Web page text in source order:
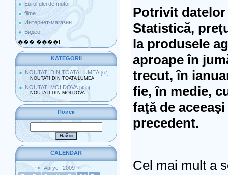
Eurol ulei de motor
filme
Интернет-магазин
Видео
��� ����!
KATEGORII
NOUTATI DIN TOATA LUMEA [67]
NOUTATI DIN TOATA LUMEA
NOUTATI MOLDOVA [455]
NOUTATI DIN MOLDOVA
Поиск
CALENDAR
« Август 2009 »
Potrivit
Statistică,
la produsele
aproape în
trecut, în
fie, în medie,
faţă de
precedent.
Cel mai mult a